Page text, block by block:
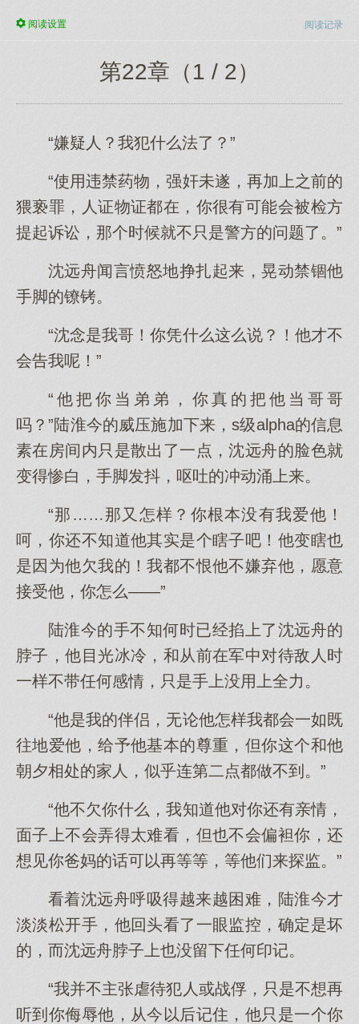
阅读记录
阅读设置
第22章（1 / 2）
“嫌疑人？我犯什么法了？”
“使用违禁药物，强奸未遂，再加上之前的
猥亵罪，人证物证都在，你很有可能会被检方
提起诉讼，那个时候就不只是警方的问题了。”
沈远舟闻言愤怒地挣扎起来，晃动禁锢他
手脚的镣铐。
“沈念是我哥！你凭什么这么说？！他才不
会告我呢！”
“他把你当弟弟，你真的把他当哥哥
吗？”陆淮今的威压施加下来，s级alpha的信息
素在房间内只是散出了一点，沈远舟的脸色就
变得惨白，手脚发抖，呕吐的冲动涌上来。
“那……那又怎样？你根本没有我爱他！
呵，你还不知道他其实是个瞎子吧！他变瞎也
是因为他欠我的！我都不恨他不嫌弃他，愿意
接受他，你怎么——”
陆淮今的手不知何时已经掐上了沈远舟的
脖子，他目光冰冷，和从前在军中对待敌人时
一样不带任何感情，只是手上没用上全力。
“他是我的伴侣，无论他怎样我都会一如既
往地爱他，给予他基本的尊重，但你这个和他
朝夕相处的家人，似乎连第二点都做不到。”
“他不欠你什么，我知道他对你还有亲情，
面子上不会弄得太难看，但也不会偏袒你，还
想见你爸妈的话可以再等等，等他们来探监。”
看着沈远舟呼吸得越来越困难，陆淮今才
淡淡松开手，他回头看了一眼监控，确定是坏
的，而沈远舟脖子上也没留下任何印记。
“我并不主张虐待犯人或战俘，只是不想再
听到你侮辱他，从今以后记住，他只是一个你